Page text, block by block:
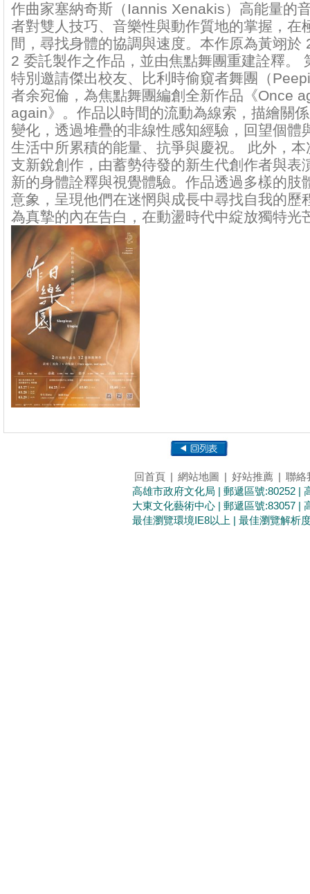
作曲家塞納奇斯（Iannis Xenakis）高能量的
者對雙人技巧、音樂性與動作質地的掌握，在
間，尋找身體的協調與速度。本作原為黃翊於
2 委託製作之作品，並由焦點舞團重建詮釋。
特別邀請傑出校友、比利時偷窺者舞團（
者余宛倫，為焦點舞團編創全新作品《Once
again》。作品以時間的流動為線索，描繪關
變化，透過堆疊的非線性感知經驗，回望個體
生活中所累積的能量、抗爭與慶祝。 此外，
支新銳創作，由蓄勢待發的新生代創作者與表
新的身體詮釋與視覺體驗。作品透過多樣的肢
意象，呈現他們在迷惘與成長中尋找自我的歷
為真摯的內在告白，在動盪時代中綻放獨特光
回首頁 | 網站地圖 | 好站推薦 | 聯絡
高雄市政府文化局 | 郵遞區號:80252 |
大東文化藝術中心 | 郵遞區號:83057 |
最佳瀏覽環境IE8以上 | 最佳瀏覽解析